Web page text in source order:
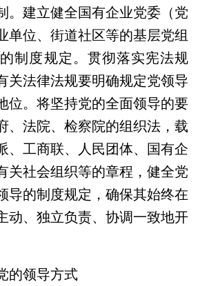
。建立健全国有企业党委（党
单位、街道社区等的基层党组
制度规定。贯彻落实宪法规
关法律法规要明确规定党领导
位。将坚持党的全面领导的要
、法院、检察院的组织法，载
、工商联、人民团体、国有企
关社会组织等的章程，健全党
导的制度规定，确保其始终在
动、独立负责、协调一致地开
领导方式